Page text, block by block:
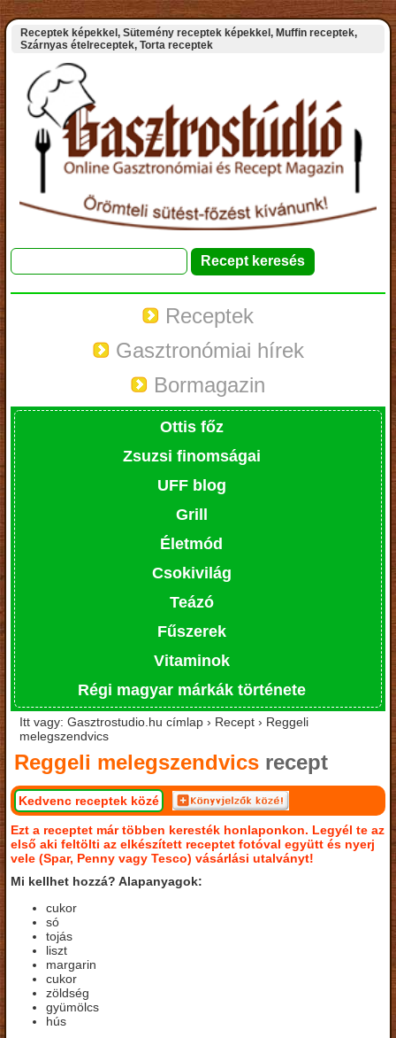
Receptek képekkel, Sütemény receptek képekkel, Muffin receptek,
Szárnyas ételreceptek, Torta receptek
Receptek
Gasztronómiai hírek
Bormagazin
Ottis főz
Zsuzsi finomságai
UFF blog
Grill
Életmód
Csokivilág
Teázó
Fűszerek
Vitaminok
Régi magyar márkák története
Itt vagy: Gasztrostudio.hu címlap › Recept › Reggeli
melegszendvics
Reggeli melegszendvics recept
Kedvenc receptek közé
Ezt a receptet már többen keresték honlaponkon. Legyél te az
első aki feltölti az elkészített receptet fotóval együtt és nyerj
vele (Spar, Penny vagy Tesco) vásárlási utalványt!
Mi kellhet hozzá? Alapanyagok:
cukor
só
tojás
liszt
margarin
cukor
zöldség
gyümölcs
hús